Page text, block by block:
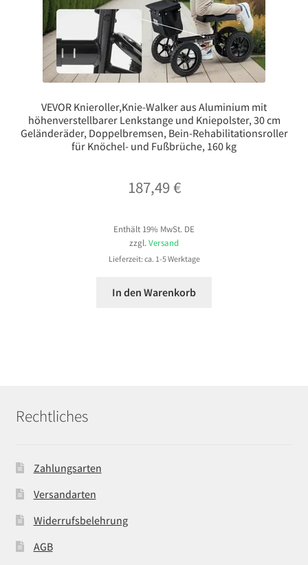
VEVOR Knieroller,Knie-Walker aus Aluminium mit
höhenverstellbarer Lenkstange und Kniepolster, 30 cm
Geländeräder, Doppelbremsen, Bein-Rehabilitationsroller
für Knöchel- und Fußbrüche, 160 kg
187,49€
Enthält 19% MwSt. DE
zzgl. Versand
Lieferzeit: ca. 1-5 Werktage
In den Warenkorb
Rechtliches
Zahlungsarten
Versandarten
Widerrufsbelehrung
AGB